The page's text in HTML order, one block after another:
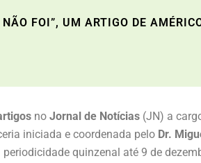
FOI”, UM ARTIGO DE
no Jornal de Notícias (JN) a
iniciada e coordenada pelo Dr.
quinzenal até 9 de